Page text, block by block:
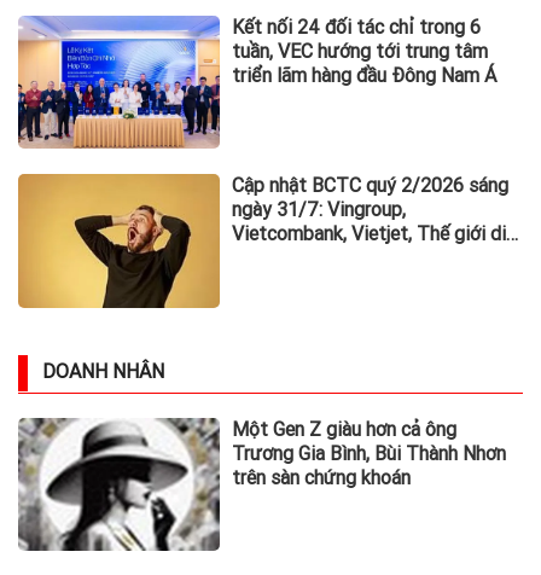
Kết nối 24 đối tác chỉ trong 6
tuần, VEC hướng tới trung tâm
triển lãm hàng đầu Đông Nam Á
Cập nhật BCTC quý 2/2026 sáng
ngày 31/7: Vingroup,
Vietcombank, Vietjet, Thế giới di
DOANH NHÂN
Một Gen Z giàu hơn cả ông
Trương Gia Bình, Bùi Thành Nhơn
trên sàn chứng khoán